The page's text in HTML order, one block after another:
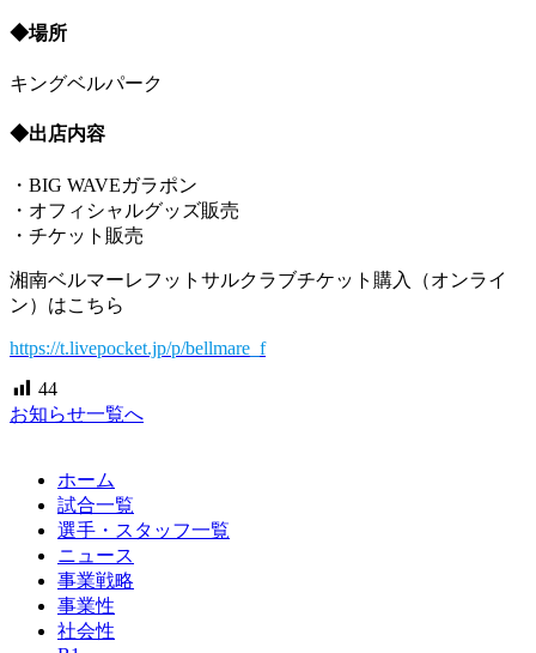
◆場所
キングベルパーク
◆出店内容
・BIG WAVEガラポン
・オフィシャルグッズ販売
・チケット販売
湘南ベルマーレフットサルクラブチケット購入（オンライ
ン）はこちら
https://t.livepocket.jp/p/bellmare_f
44
お知らせ一覧へ
ホーム
試合一覧
選手・スタッフ一覧
ニュース
事業戦略
事業性
社会性